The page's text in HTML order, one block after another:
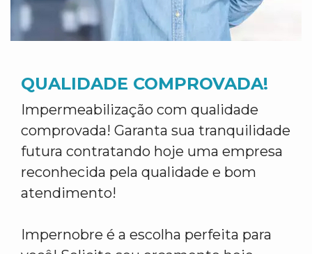
QUALIDADE COMPROVADA!
Impermeabilização com qualidade
comprovada! Garanta sua tranquilidade
futura contratando hoje uma empresa
reconhecida pela qualidade e bom
atendimento!
Impernobre é a escolha perfeita para